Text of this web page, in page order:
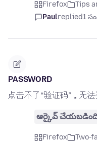
Firefox Tips
Paulreplied1
PASSWORD
点击不了“验证码”，无
ఆర్కైవ్
Firefox
Two-